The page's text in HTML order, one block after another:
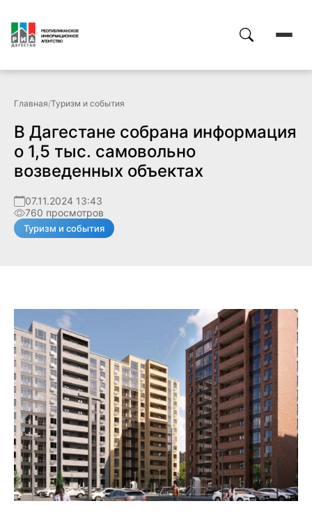
Главная/Туризм и события
В Дагестане собрана информация
о 1,5 тыс. самовольно
возведенных объектах
07.11.2024 13:43
760 просмотров
Туризм и события